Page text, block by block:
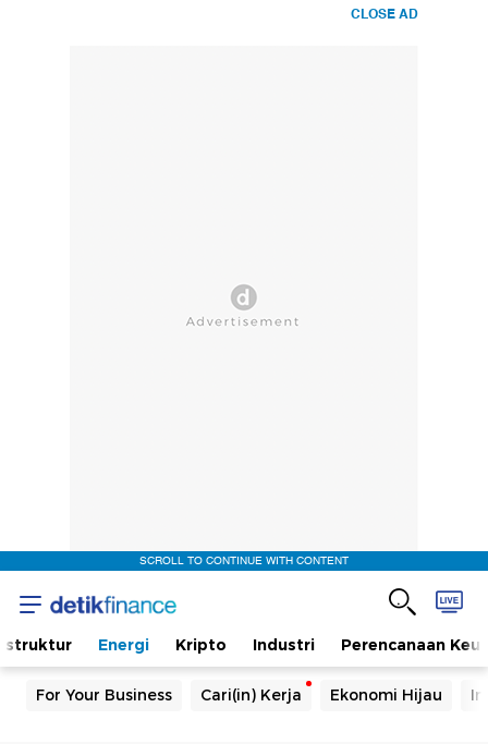
CLOSE AD
SCROLL TO CONTINUE WITH CONTENT
Energi Kripto Industri Perencanaan
For Your Business Cari(in) Kerja Ekonomi Hijau